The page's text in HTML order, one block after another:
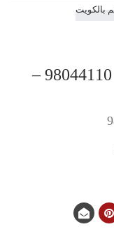
شركة قص خرسانة بالكويت 98044110 –